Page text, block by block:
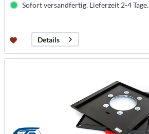
Sofort versandfertig. Lieferzeit 2-4 Tage.
Details